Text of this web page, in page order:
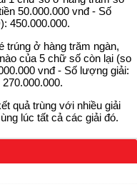
50.000.000 vnđ - Số
450.000.000.
trúng ở hàng trăm ngàn,
của 5 chữ số còn lại (so
vnđ - Số lượng giải:
quả trùng với nhiều giải
lúc tất cả các giải đó.